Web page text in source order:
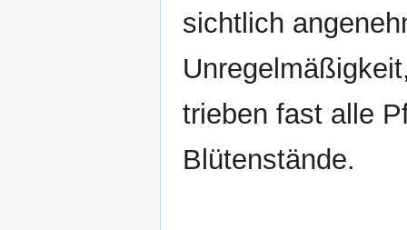
sichtlich
trieben fast alle
Blütenstände.